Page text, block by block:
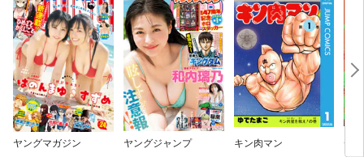
ヤングマガジン ヤングジャンプ キン肉マン チ